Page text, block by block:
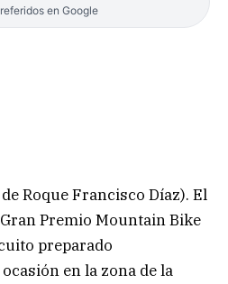
en Google
Roque Francisco Díaz). El
Premio Mountain Bike
preparado
en la zona de la